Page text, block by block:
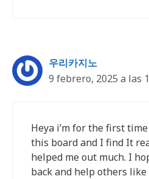
우리카지노
9 febrero, 2025 a las
Heya i’m for the first
this board and I find It
helped me out much. I
back and help others like